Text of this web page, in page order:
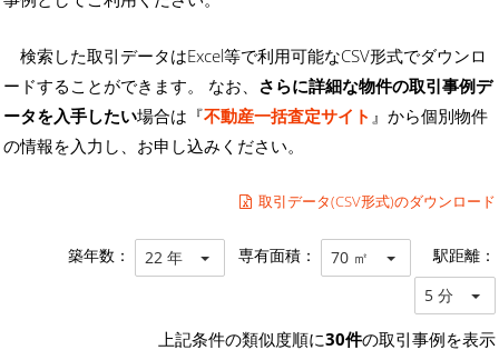
検索した取引データはExcel等で利用可能なCSV形式でダウンロ
ードすることができます。 なお、 さらに詳細な物件の取引事例デ
ータを入手したい場合は『不動産一括査定サイト 』から個別物件
の情報を入力し、お申し込みください。
取引データ(CSV形式)のダウンロード
築年数： 22 年 専有面積： 70 ㎡ 駅距離：
5 分
上記条件の類似度順に30件の取引事例を表示